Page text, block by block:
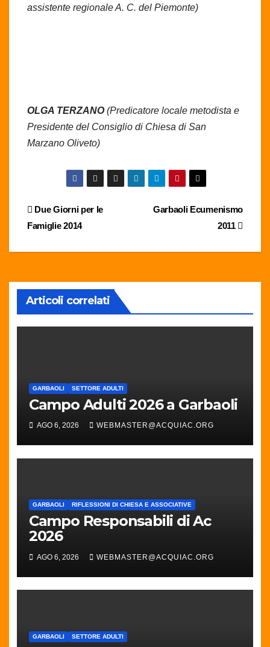
assistente regionale A. C. del Piemonte)
OLGA TERZANO(Predicatore locale metodista e
Presidente del Consiglio di Chiesa di San
Marzano Oliveto)
Navigazione
articoli
Garbaoli Ecumenismo
2011
Due Giorni per le
Famiglie 2014
Articoli correlati
GARBAOLI SETTORE ADULTI
Campo Adulti 2026 a Garbaoli
AGO 6, 2026 WEBMASTER@ACQUIAC.ORG
GARBAOLI RIFLESSIONI DI CHIESA E ASSOCIATIVE
Campo Responsabili di Ac
2026
AGO 6, 2026 WEBMASTER@ACQUIAC.ORG
GARBAOLI SETTORE ADULTI